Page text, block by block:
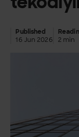
Published
16 Jun 2026
2 min